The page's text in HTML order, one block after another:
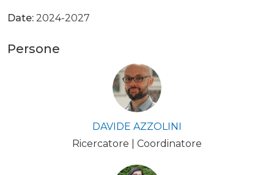
Date: 2024-2027
Persone
DAVIDE AZZOLINI
Ricercatore | Coordinatore